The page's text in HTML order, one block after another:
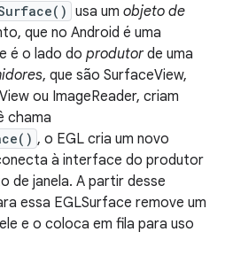
usa um objeto de
que no Android é uma
é o lado do produtorde uma
, que são SurfaceView,
ou ImageReader, criam
chama
, o EGL cria um novo
à interface do produtor
de janela. A partir desse
essa EGLSurface remove um
e o coloca em fila para uso